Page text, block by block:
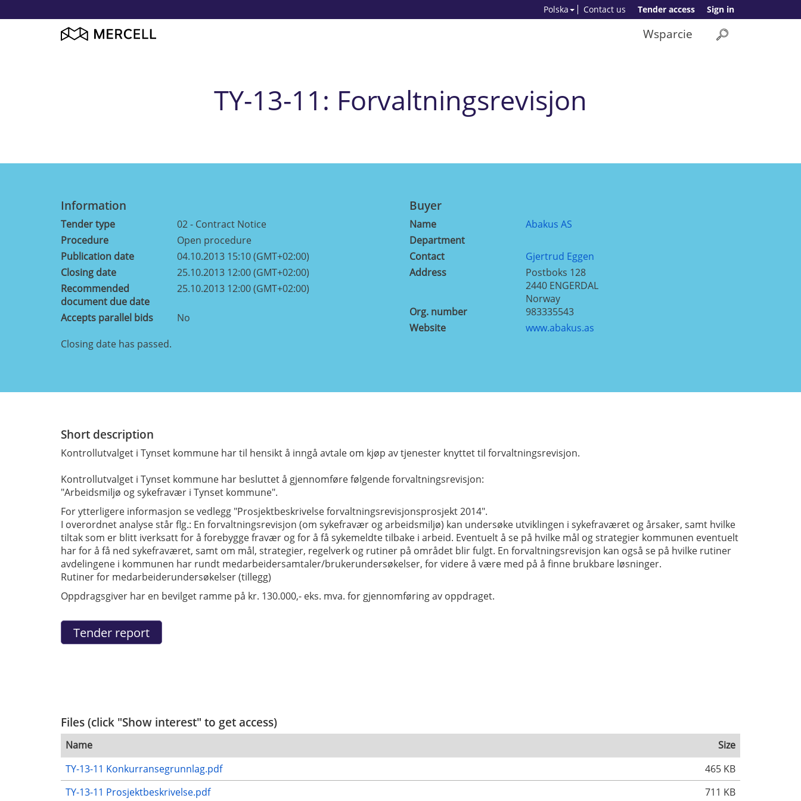
Sign in
Tender access
Contact us
Polska
Wsparcie
TY-13-11: Forvaltningsrevisjon
Information
Tender type
02 - Contract Notice
Procedure
Open procedure
Publication date
04.10.2013 15:10 (GMT+02:00)
Closing date
25.10.2013 12:00 (GMT+02:00)
Recommended
document due date
25.10.2013 12:00 (GMT+02:00)
Accepts parallel bids No
Buyer
Name
Abakus AS
Department
Contact
Gjertrud Eggen
Address
Postboks 128
2440 ENGERDAL
Norway
Org. number
983335543
Website
www.abakus.as
Closing date has passed.
Short description
Kontrollutvalget i Tynset kommune har til hensikt å inngå avtale om kjøp av tjenester knyttet til forvaltningsrevisjon.
Kontrollutvalget i Tynset kommune har besluttet å gjennomføre følgende forvaltningsrevisjon:
"Arbeidsmiljø og sykefravær i Tynset kommune".
For ytterligere informasjon se vedlegg "Prosjektbeskrivelse forvaltningsrevisjonsprosjekt 2014".
I overordnet analyse står flg.: En forvaltningsrevisjon (om sykefravær og arbeidsmiljø) kan undersøke utviklingen i sykefraværet og årsaker, samt hvilke
tiltak som er blitt iverksatt for å forebygge fravær og for å få sykemeldte tilbake i arbeid. Eventuelt å se på hvilke mål og strategier kommunen eventuelt
har for å få ned sykefraværet, samt om mål, strategier, regelverk og rutiner på området blir fulgt. En forvaltningsrevisjon kan også se på hvilke rutiner
avdelingene i kommunen har rundt medarbeidersamtaler/brukerundersøkelser, for videre å være med på å finne brukbare løsninger.
Rutiner for medarbeiderundersøkelser (tillegg)
Oppdragsgiver har en bevilget ramme på kr. 130.000,- eks. mva. for gjennomføring av oppdraget.
Files (click "Show interest" to get access)
Name
Size
TY-13-11 Konkurransegrunnlag.pdf
465 KB
TY-13-11 Prosjektbeskrivelse.pdf
711 KB